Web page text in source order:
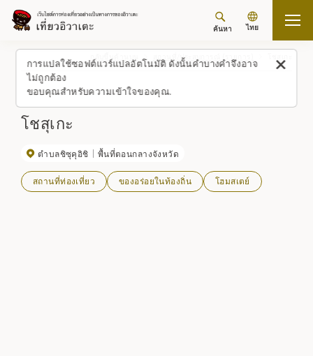
การแปลใช้ซอฟต์แวร์แปลอัตโนมัติ ดังนั้นคำบางคำจึงอาจ
ไม่ถูกต้อง
ขอบคุณสำหรับความเข้าใจของคุณ.
ค้นหา ไทย
กลับขึ้นด้านบน สถานที่/ประสบการณ์ (รายการ)
โชสุเกะ
ตำบลชิซุคุอิชิ พื้นที่ตอนกลางจังหวัด
สถานที่ท่องเที่ยว ของอร่อยในท้องถิ่น โฮมสเตย์